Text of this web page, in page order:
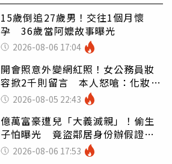
15歲倒追27歲男！交往1個月懷
孕 36歲當阿嬤故事曝光
2026-08-06 17:04
開會照意外變網紅照！女公務員妝
容掀2千則留言 本人怒嗆：化妝有
錯嗎2026-08-05 22:43
億萬富豪遭兒「大義滅親」！偷生
子怕曝光 竟盜鄰居身份辦假證落
戶 2026-08-06 17:53